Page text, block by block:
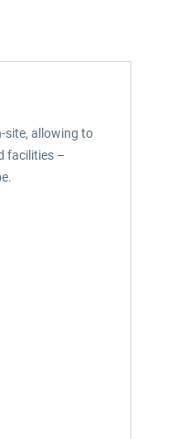
site, allowing to
facilities –